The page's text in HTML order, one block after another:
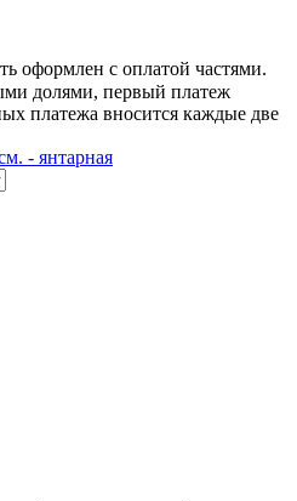
оформлен с оплатой частями.
долями, первый платеж
платежа вносится каждые две
- янтарная